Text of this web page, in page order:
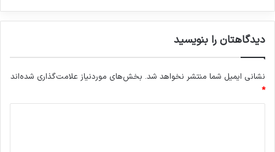
دیدگاهتان را بنویسید
نشانی ایمیل شما منتشر نخواهد شد. بخش‌های موردنیاز علامت‌گذاری شده‌اند
*